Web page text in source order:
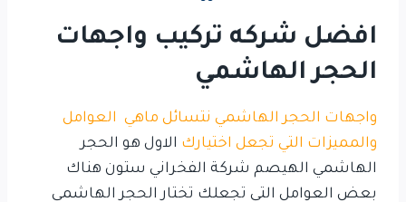
افضل شركه تركيب واجهات
الحجر الهاشمي
واجهات الحجر الهاشمي نتسائل ماهي العوامل
والمميزات التي تجعل اختيارك الاول هو الحجر
الهاشمي الهيصم شركة الفخراني ستون هناك
بعض العوامل التي تجعلك تختار الحجر الهاشمى